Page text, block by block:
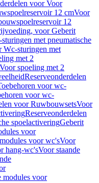
voor Voor
12 cmVoor
12
voor Geberit
met pneumatische
Wc-sturingen met
met 2
spoeling met 2
Reserveonderdelen
voor wc-
voor wc-
voor RuwbouwsetsVoor
Reserveonderdelen
spoelactiveringGeberit
voor
voor wc'sVoor
hang-wc'sVoor staande
modules voor